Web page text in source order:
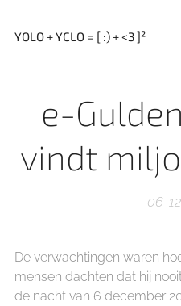
YOLO + YCLO = [ :) + <3 ]²
e-
vindt
06-
De verwachtingen waren
mensen dachten dat hij
de nacht van 6 december